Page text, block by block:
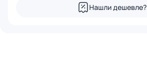
Нашли дешевле?